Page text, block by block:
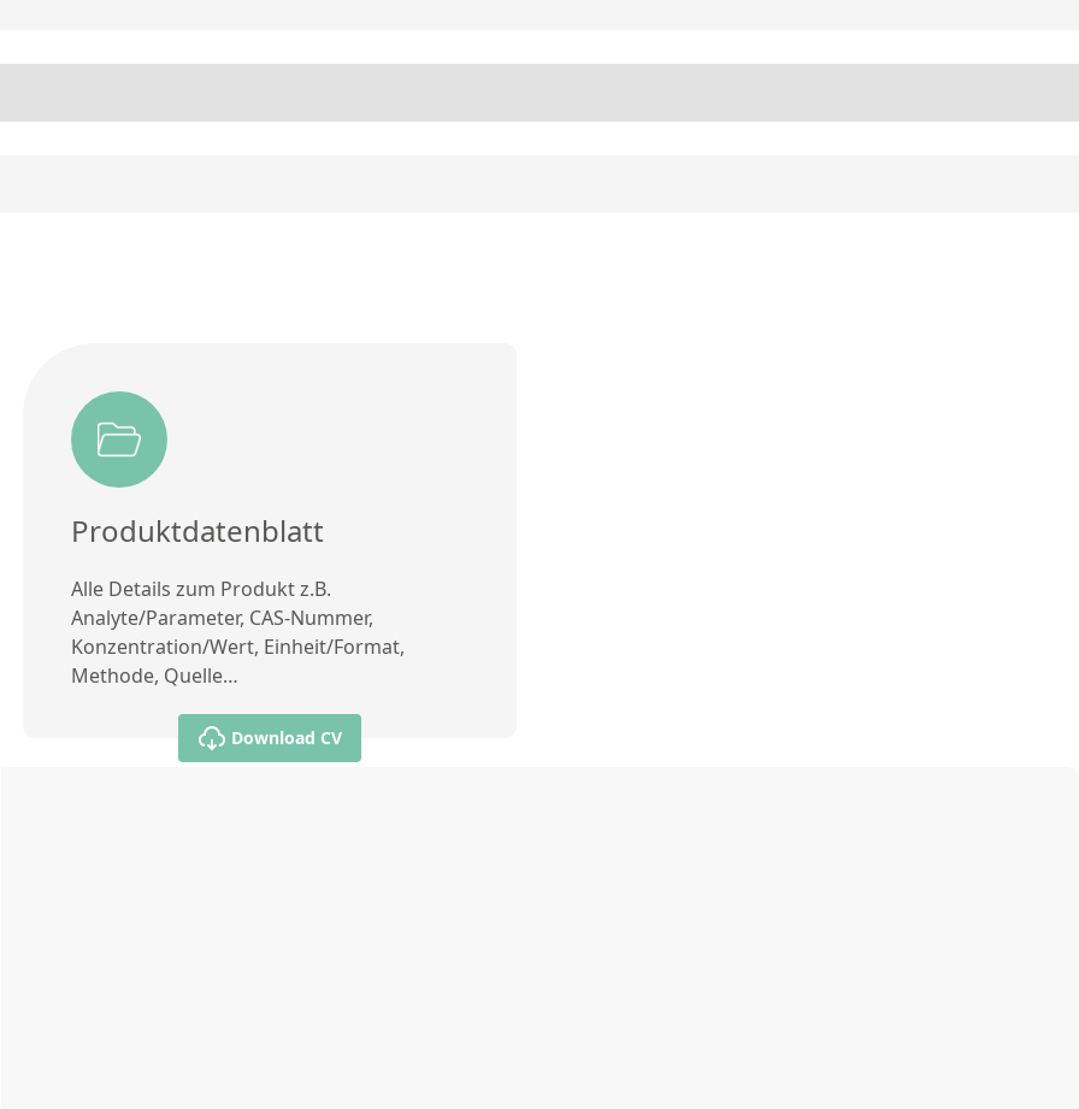
Produktdatenblatt
Alle Details zum Produkt z.B.
Analyte/Parameter, CAS-Nummer,
Konzentration/Wert, Einheit/Format,
Methode, Quelle…
Download CV